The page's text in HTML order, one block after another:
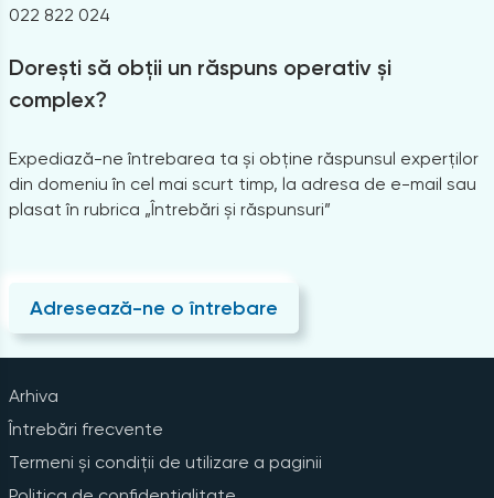
022 822 024
Dorești să obții un răspuns operativ și
complex?
Expediază-ne întrebarea ta și obține răspunsul experților
din domeniu în cel mai scurt timp, la adresa de e-mail sau
plasat în rubrica „Întrebări și răspunsuri”
Adresează-ne o întrebare
Arhiva
Întrebări frecvente
Termeni și condiții de utilizare a paginii